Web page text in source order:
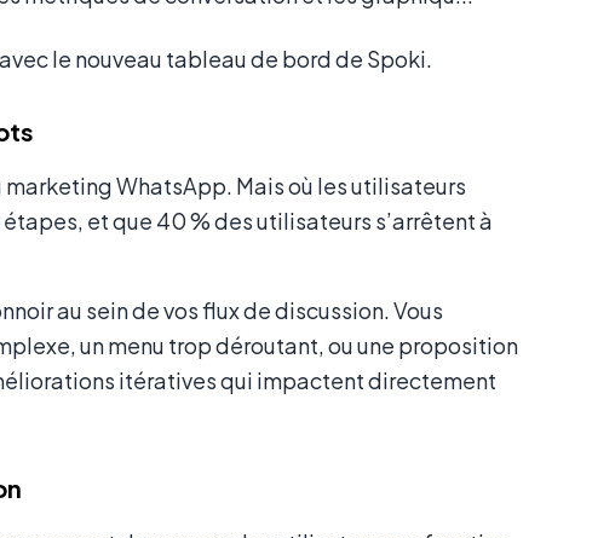
le nouveau tableau de bord de Spoki.
WhatsApp. Mais où les utilisateurs
et que 40 % des utilisateurs s’arrêtent à
au sein de vos flux de discussion. Vous
un menu trop déroutant, ou une proposition
itératives qui impactent directement